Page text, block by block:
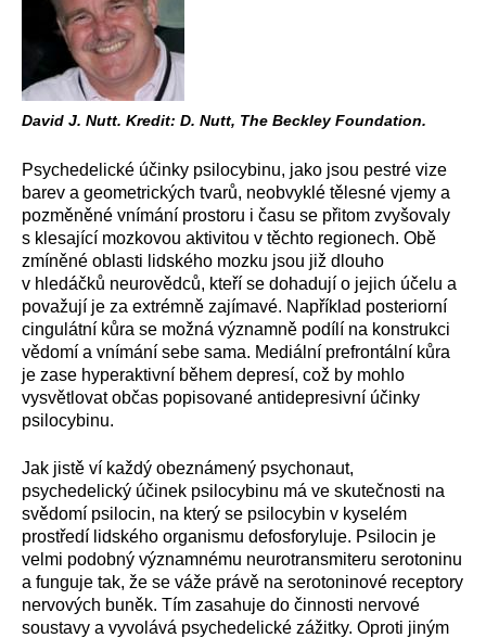
David J. Nutt. Kredit: D. Nutt, The Beckley Foundation.
Psychedelické účinky psilocybinu, jako jsou pestré vize
barev a geometrických tvarů, neobvyklé tělesné vjemy a
pozměněné vnímání prostoru i času se přitom zvyšovaly
s klesající mozkovou aktivitou v těchto regionech. Obě
zmíněné oblasti lidského mozku jsou již dlouho
v hledáčků neurovědců, kteří se dohadují o jejich účelu a
považují je za extrémně zajímavé. Například posteriorní
cingulátní kůra se možná významně podílí na konstrukci
vědomí a vnímání sebe sama. Mediální prefrontální kůra
je zase hyperaktivní během depresí, což by mohlo
vysvětlovat občas popisované antidepresivní účinky
psilocybinu.
Jak jistě ví každý obeznámený psychonaut,
psychedelický účinek psilocybinu má ve skutečnosti na
svědomí psilocin, na který se psilocybin v kyselém
prostředí lidského organismu defosforyluje. Psilocin je
velmi podobný významnému neurotransmiteru serotoninu
a funguje tak, že se váže právě na serotoninové receptory
nervových buněk. Tím zasahuje do činnosti nervové
soustavy a vyvolává psychedelické zážitky. Oproti jiným